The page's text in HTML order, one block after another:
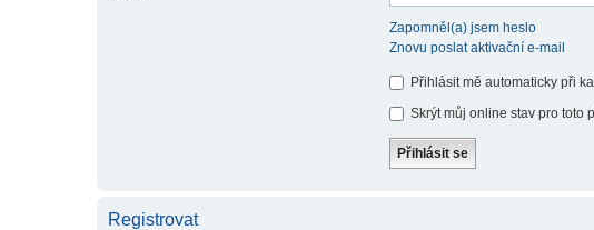
Zapomněl(a) jsem heslo
Znovu poslat aktivační e-mail
Přihlásit mě automaticky při
Skrýt můj online stav pro toto
Registrovat